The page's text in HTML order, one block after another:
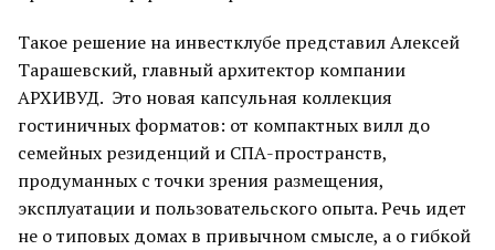
Такое решение на инвестклубе представил Алексей
Тарашевский, главный архитектор компании
АРХИВУД. Это новая капсульная коллекция
гостиничных форматов: от компактных вилл до
семейных резиденций и СПА-пространств,
продуманных с точки зрения размещения,
эксплуатации и пользовательского опыта. Речь идет
не о типовых домах в привычном смысле, а о гибкой